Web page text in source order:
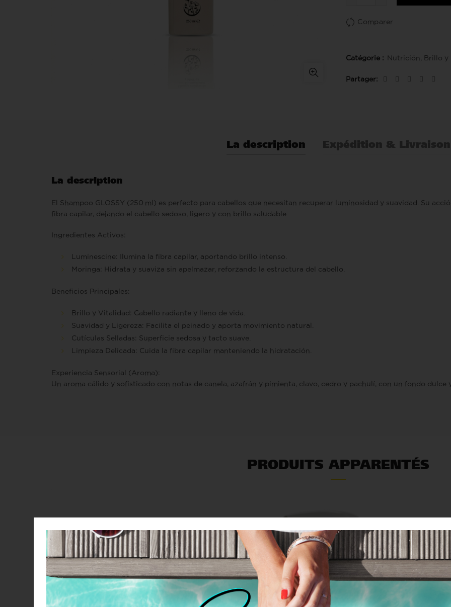
Comparer
Catégorie : Nutrición, Brillo y
Partager
La description Expédition & Livraison
La description
El Shampoo GLOSSY (250 ml) es perfecto para cabellos que necesitan recuperar luminosidad y suavidad. Su
fibra capilar, dejando el cabello sedoso, ligero y con brillo saludable.
Ingredientes Activos:
Luminescine:
Ilumina la fibra capilar, aportando brillo intenso.
Moringa: Hidrata y suaviza sin apelmazar, reforzando la estructura del cabello.
Beneficios Principales:
Brillo y Vitalidad: Cabello radiante y lleno de vida.
Suavidad y Ligereza: Facilita el peinado y aporta movimiento natural.
Cutículas Selladas: Superficie sedosa y tacto suave.
Limpieza Delicada: Cuida la fibra capilar manteniendo la hidratación.
Experiencia Sensorial (Aroma):
Un aroma cálido y sofisticado con notas de canela, azafrán y pimienta, clavo, cedro y pachulí, con un fondo dulce
PRODUITS APPARENTÉS